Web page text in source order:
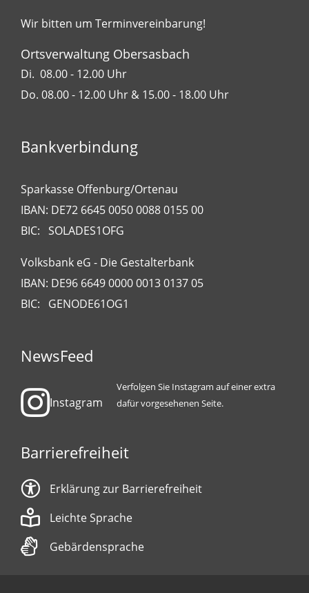
Wir bitten um Terminvereinbarung!
Ortsverwaltung Obersasbach
Di. 08.00 - 12.00 Uhr
Do. 08.00 - 12.00 Uhr & 15.00 - 18.00 Uhr
Bankverbindung
Sparkasse Offenburg/Ortenau
IBAN: DE72 6645 0050 0088 0155 00
BIC: SOLADES1OFG
Volksbank eG - Die Gestalterbank
IBAN: DE96 6649 0000 0013 0137 05
BIC: GENODE61OG1
NewsFeed
Instagram
Verfolgen Sie Instagram auf einer extra
dafür vorgesehenen Seite.
Barrierefreiheit
Erklärung zur Barrierefreiheit
Leichte Sprache
Gebärdensprache